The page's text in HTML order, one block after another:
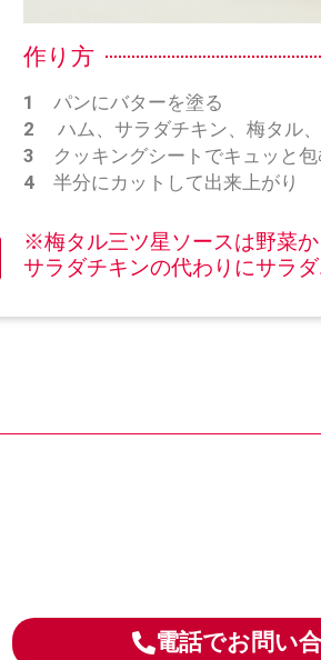
作り方
1
パンにバターを塗る
2 ハム、サラダチキン、梅タル
3
クッキングシートでキュッと包
4 半分にカットして出来上がり
※梅タル三ツ星ソースは野菜
サラダチキンの代わりにサラ
電話でお問い